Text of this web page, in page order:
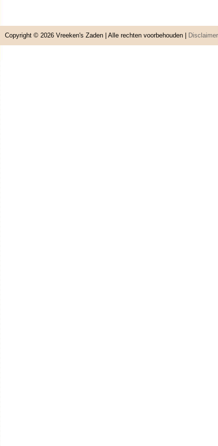
Copyright © 2026 Vreeken's Zaden | Alle rechten voorbehouden | Disclaimer